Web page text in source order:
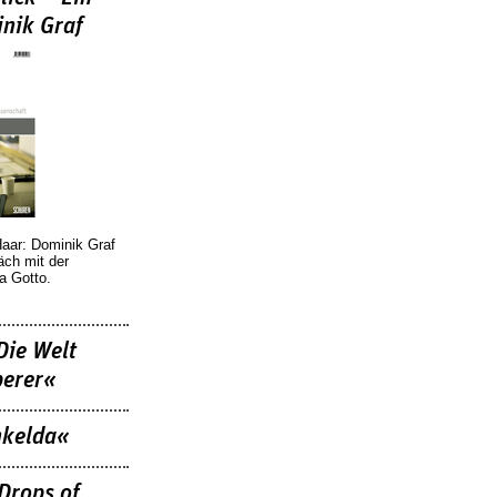
Graf
Dominik Graf
mit der
Gotto.
Welt